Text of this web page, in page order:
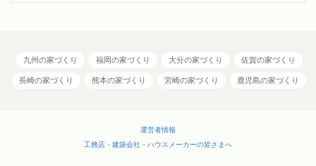
九州の家づくり 福岡の家づくり 大分の家づくり 佐賀の家づくり
長崎の家づくり 熊本の家づくり 宮崎の家づくり 鹿児島の家づくり
運営者情報
工務店・建築会社・ハウスメーカーの皆さまへ